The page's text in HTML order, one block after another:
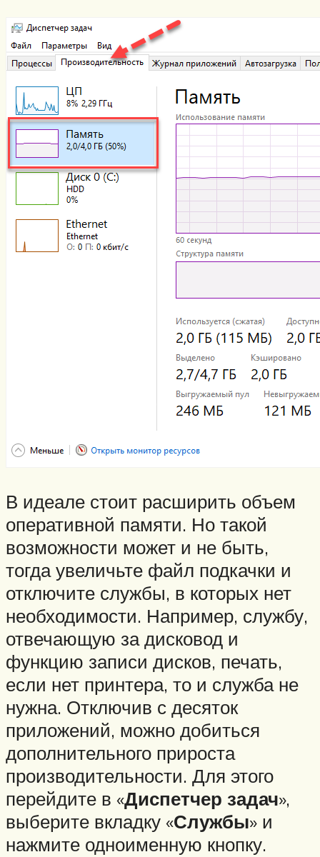
В идеале стоит расширить объем
оперативной памяти. Но такой
возможности может и не быть,
тогда увеличьте файл подкачки и
отключите службы, в которых нет
необходимости. Например, службу,
отвечающую за дисковод и
функцию записи дисков, печать,
если нет принтера, то и служба не
нужна. Отключив с десяток
приложений, можно добиться
дополнительного прироста
производительности. Для этого
перейдите в «Диспетчер задач»,
выберите вкладку «Службы» и
нажмите одноименную кнопку.